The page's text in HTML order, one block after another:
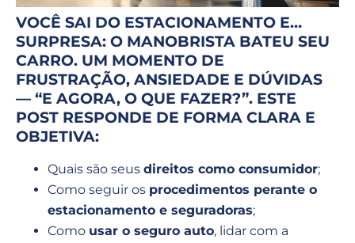
VOCÊ SAI DO ESTACIONAMENTO E…
SURPRESA: O MANOBRISTA BATEU SEU
CARRO. UM MOMENTO DE
FRUSTRAÇÃO, ANSIEDADE E DÚVIDAS
— “E AGORA, O QUE FAZER?”. ESTE
POST RESPONDE DE FORMA CLARA E
OBJETIVA:
Quais são seus direitos como consumidor;
Como seguir os procedimentos perante o
estacionamento e seguradoras;
Como usar o seguro auto, lidar com a